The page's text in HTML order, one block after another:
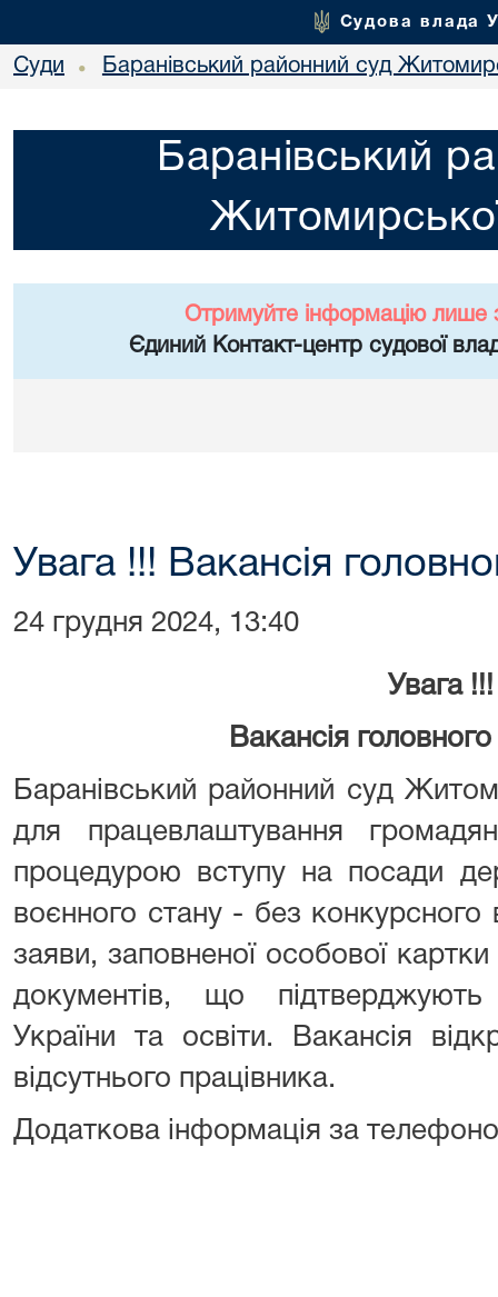
Судова влада
Суди • Баранівський районний суд
Баранівський
Отримуйте інформацію лише
Єдиний Контакт-центр судової
Увага !!! Вакансія
24 грудня 2024, 13:40
Увага !!!
Вакансія головного
Баранівський районний суд
для працевлаштування
процедурою вступу на посади
воєнного стану - без конкурсного
заяви, заповненої особової
документів, що підтверджують
України та освіти. Вакансія
відсутнього працівника.
Додаткова інформація за